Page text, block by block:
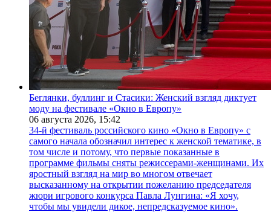
Беглянки, буллинг и Стасики: Женский взгляд диктует
моду на фестивале «Окно в Европу»
06 августа 2026, 15:42
34-й фестиваль российского кино «Окно в Европу» с
самого начала обозначил интерес к женской тематике, в
том числе и потому, что первые показанные в
программе фильмы сняты режиссерами-женщинами. Их
яростный взгляд на мир во многом отвечает
высказанному на открытии пожеланию председателя
жюри игрового конкурса Павла Лунгина: «Я хочу,
чтобы мы увидели дикое, непредсказуемое кино».